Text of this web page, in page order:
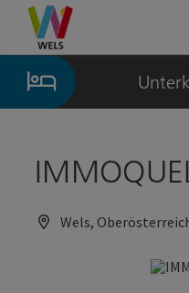
Zum Inhalt
Zur Navigation
Zum Seitenanfang
Wels,